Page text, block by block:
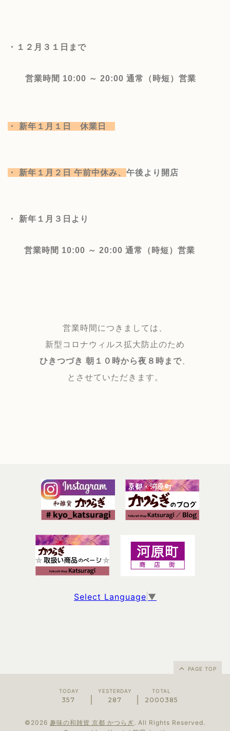
・１２月３１日まで
営業時間 10:00 ～ 20:00 通常（時短）営業
・ 新年１月１日 休業日
・ 新年１月２日 午前中休み、 午後より開店
・ 新年１月３日より
営業時間 10:00 ～ 20:00 通常（時短）営業
営業時間につきましては、
新型コロナウィルス拡大防止のため
ひきつづき 朝１０時から夜８時まで
とさせていただきます。
Select Language ▼
PAGE TOP
TODAY
357
YESTERDAY
287
TOTAL
2000385
©2026 趣味の和雑貨 京都 かつらぎ. All Rights Reserved.